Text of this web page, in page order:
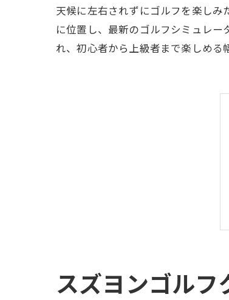
天候に左右されずにゴルフを楽し
に位置し、最新のゴルフシミュレ
れ、初心者から上級者まで楽しめる
スズヨンゴルフ